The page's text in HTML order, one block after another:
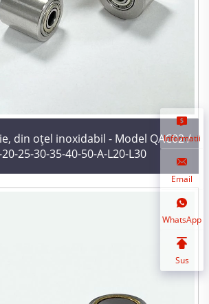
din oțel inoxidabil - Model QAC02 /
20-25-30-35-40-50-A-L20-L30
Informatii
Email
WhatsApp
Sus